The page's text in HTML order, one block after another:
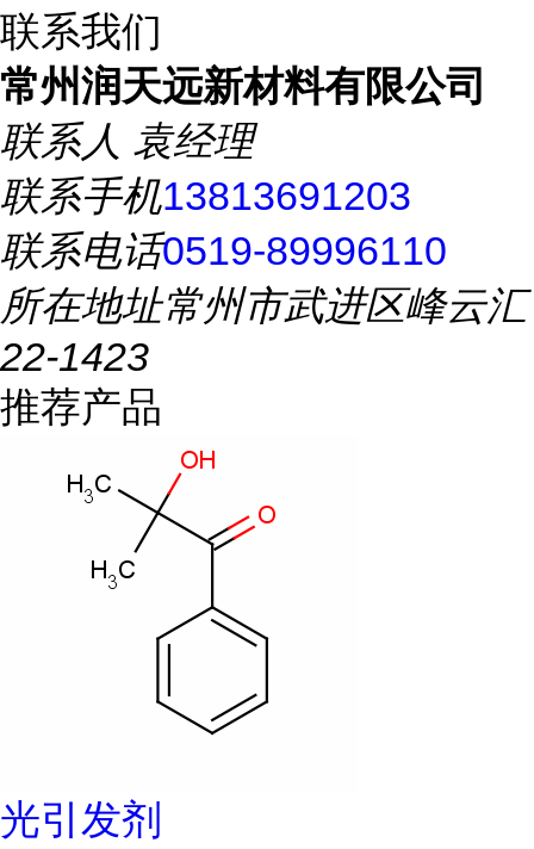
联系我们
常州润天远新材料有限公司
联系人 袁经理
联系手机13813691203
联系电话0519-89996110
所在地址常州市武进区峰云汇
22-1423
推荐产品
光引发剂